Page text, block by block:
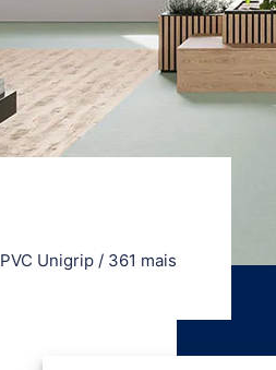
PVC Unigrip / 361 mais